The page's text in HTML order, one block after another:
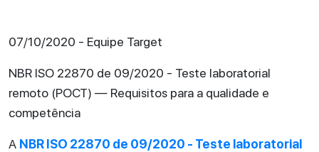
07/10/2020 - Equipe Target
NBR ISO 22870 de 09/2020 - Teste laboratorial
remoto (POCT) — Requisitos para a qualidade e
competência
A NBR ISO 22870 de 09/2020 - Teste laboratorial